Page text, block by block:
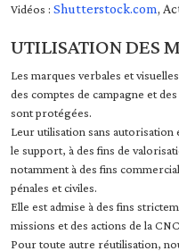
Vidéos : Shutterstock.com,
UTILISATION DES
Les marques verbales et
des comptes de campagne et
sont protégées.
Leur utilisation sans autorisation
le support, à des fins de
notamment à des fins
pénales et civiles.
Elle est admise à des fins
missions et des actions de la
Pour toute autre réutilisation,